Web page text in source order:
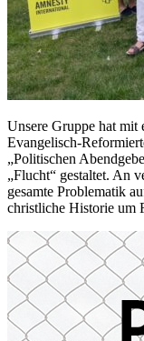
Unsere Gruppe hat mit
Evangelisch-
„Politischen
„Flucht“ gestaltet. An
gesamte Problematik
christliche Historie um